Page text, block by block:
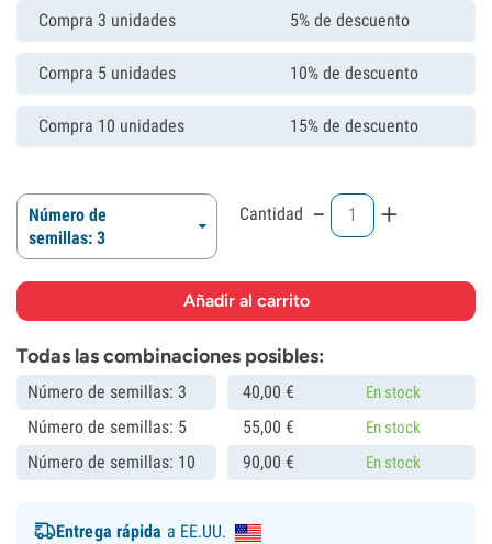
Compra 3 unidades 5% de descuento
Compra 5 unidades 10% de descuento
Compra 10 unidades 15% de descuento
Número de
semillas: 3
Cantidad - +
Todas las combinaciones posibles:
Número de semillas: 3 40,00 € En stock
Número de semillas: 5 55,00 € En stock
Número de semillas: 10 90,00 € En stock
Entrega rápida a EE.UU.